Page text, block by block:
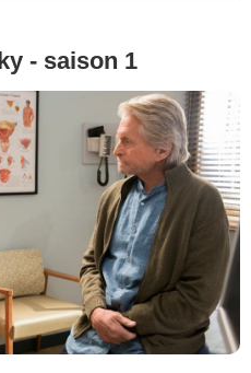
- saison 1